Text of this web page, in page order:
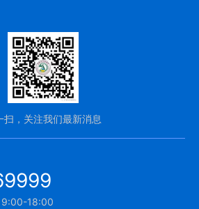
扫，关注我们最新消息
9:00-18:00